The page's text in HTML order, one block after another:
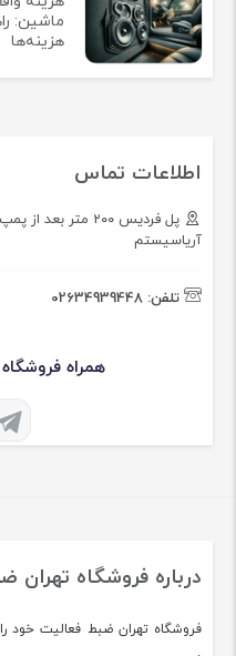
ماشین:
هزینه‌ها
اطلاعات تماس
آریاسیستم
تلفن: 02634939448
همراه
درباره فروشگاه تهران